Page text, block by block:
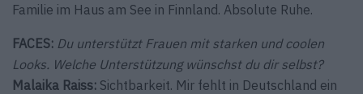
Familie im Haus am See in Finnland. Absolute Ruhe.
FACES: Du unterstützt Frauen mit starken und coolen
Looks. Welche Unterstützung wünschst du dir selbst?
Malaika Raiss: Sichtbarkeit. Mir fehlt in Deutschland ein